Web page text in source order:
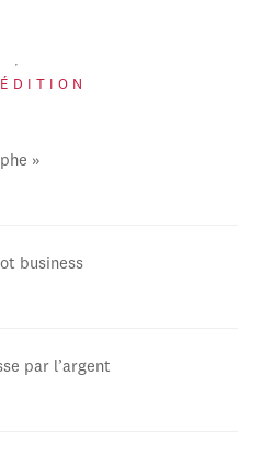
»
business
par l’argent